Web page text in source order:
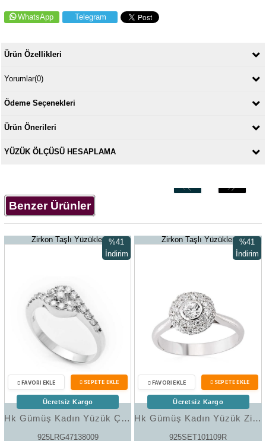
WhatsApp Telegram
Ürün Özellikleri
Yorumlar(0)
Ödeme Seçenekleri
Ürün Önerileri
YÜZÜK ÖLÇÜSÜ HESAPLAMA
Benzer Ürünler
Zirkon Taşlı Yüzükler
Hk Gümüş Kadın Yüzük Çok Taşlı |Gümüş Takı Hediyelik Ürünler
925LRG47138009
%41
İndirim
Ücretsiz Kargo
Zirkon Taşlı Yüzükler
Hk Gümüş Kadın Yüzük Zirkon Taşlı |Gümüş Takı Hediyelik Ürünler
925SET101109R
%41
İndirim
Ücretsiz Kargo
‹ ›